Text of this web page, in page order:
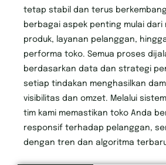
tetap stabil dan terus
berbagai aspek penting mulai dari
produk, layanan pelanggan,
performa toko. Semua proses
berdasarkan data dan strategi
setiap tindakan menghasilkan
visibilitas dan omzet. Melalui
tim kami memastikan toko Anda
responsif terhadap pelanggan,
dengan tren dan algoritma